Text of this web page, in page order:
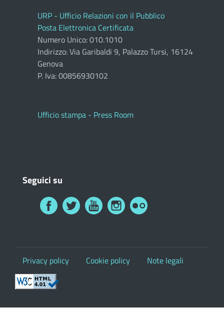
URP - Ufficio Relazioni con il Pubblico
Posta Elettronica Certificata
Numero Unico: 010.1010
Indirizzo: Via Garibaldi 9, Palazzo Tursi, 16124
Genova
P. Iva: 00856930102
Ufficio stampa - Press Room
Seguici su
Privacy policy Cookie policy Note legali